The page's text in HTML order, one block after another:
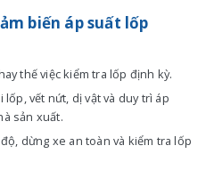
biến áp suất lốp
thế việc kiểm tra lốp định kỳ.
vết nứt, dị vật và duy trì áp
sản xuất.
dừng xe an toàn và kiểm tra lốp